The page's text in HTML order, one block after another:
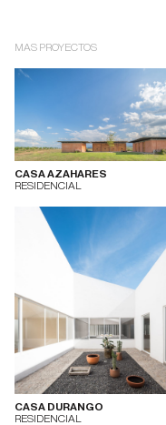
MAS PROYECTOS
CASA AZAHARES
RESIDENCIAL
CASA DURANGO
RESIDENCIAL